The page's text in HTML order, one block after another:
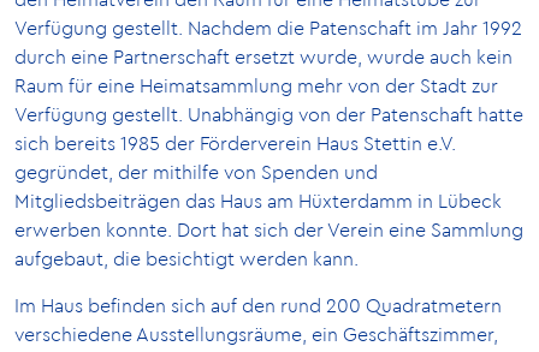
Verfügung gestellt. Nachdem die Patenschaft im Jahr 1992
durch eine Partnerschaft ersetzt wurde, wurde auch kein
Raum für eine Heimatsammlung mehr von der Stadt zur
Verfügung gestellt. Unabhängig von der Patenschaft hatte
sich bereits 1985 der Förderverein Haus Stettin e.V.
gegründet, der mithilfe von Spenden und
Mitgliedsbeiträgen das Haus am Hüxterdamm in Lübeck
erwerben konnte. Dort hat sich der Verein eine Sammlung
aufgebaut, die besichtigt werden kann.
Im Haus befinden sich auf den rund 200 Quadratmetern
verschiedene Ausstellungsräume, ein Geschäftszimmer,